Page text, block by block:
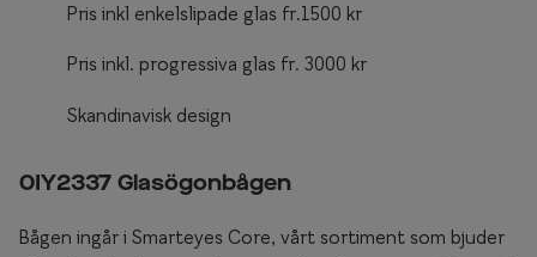
Pris inkl enkelslipade glas fr.1500 kr
Pris inkl. progressiva glas fr. 3000 kr
Skandinavisk design
0IY2337 Glasögonbågen
Bågen ingår i Smarteyes Core, vårt sortiment som bjuder